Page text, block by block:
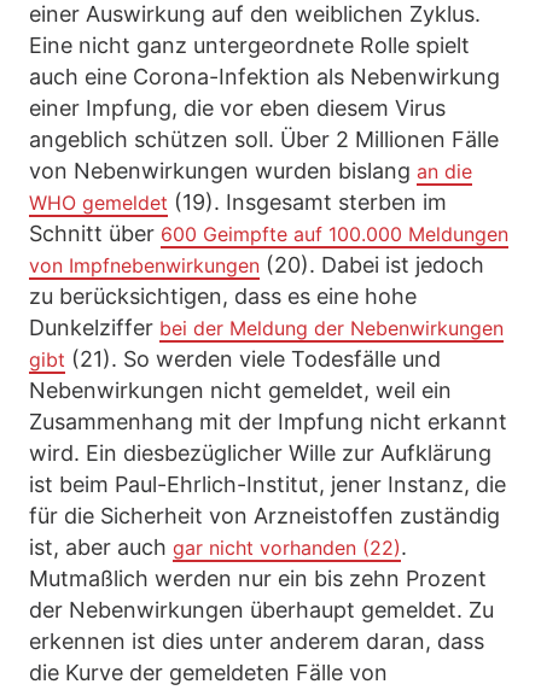
einer Auswirkung auf den weiblichen Zyklus.
Eine nicht ganz untergeordnete Rolle spielt
auch eine Corona-Infektion als Nebenwirkung
einer Impfung, die vor eben diesem Virus
angeblich schützen soll. Über 2 Millionen Fälle
von Nebenwirkungen wurden bislang an die
WHO gemeldet (19). Insgesamt sterben im
Schnitt über 600 Geimpfte auf 100.000 Meldungen
von Impfnebenwirkungen (20). Dabei ist jedoch
zu berücksichtigen, dass es eine hohe
Dunkelziffer bei der Meldung der Nebenwirkungen
gibt (21). So werden viele Todesfälle und
Nebenwirkungen nicht gemeldet, weil ein
Zusammenhang mit der Impfung nicht erkannt
wird. Ein diesbezüglicher Wille zur Aufklärung
ist beim Paul-Ehrlich-Institut, jener Instanz, die
für die Sicherheit von Arzneistoffen zuständig
ist, aber auch gar nicht vorhanden (22).
Mutmaßlich werden nur ein bis zehn Prozent
der Nebenwirkungen überhaupt gemeldet. Zu
erkennen ist dies unter anderem daran, dass
die Kurve der gemeldeten Fälle von